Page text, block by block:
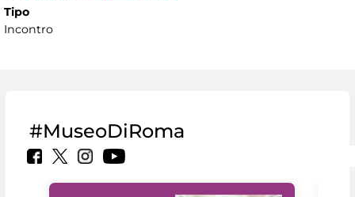
Tipo
Incontro
#MuseoDiRoma